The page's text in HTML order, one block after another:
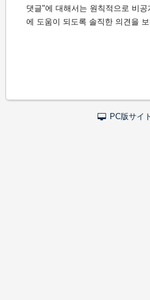
댓글"에 대해서는 원칙적으로 비
에 도움이 되도록 솔직한 의견을
PC版サイ